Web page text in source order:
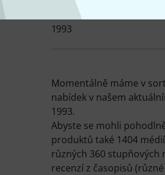
MÁME K DISPOZICI OD
1993
Momentálně máme v
nabídek v našem
1993.
Abyste se mohli
produktů také 1404
různých 360 stupňových
recenzí z časopisů (různé